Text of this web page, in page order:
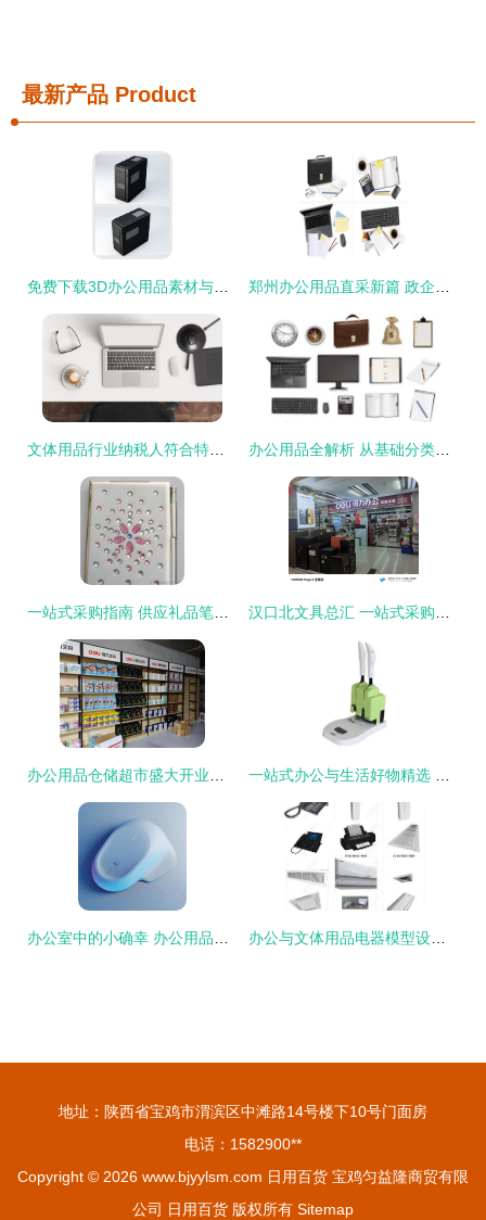
最新产品 Product
地址：陕西省宝鸡市渭滨区中滩路14号楼下10号门面房
电话：1582900**
Copyright © 2026 www.bjyylsm.com 日用百货 宝鸡匀益隆商贸有限
公司 日用百货 版权所有 Sitemap